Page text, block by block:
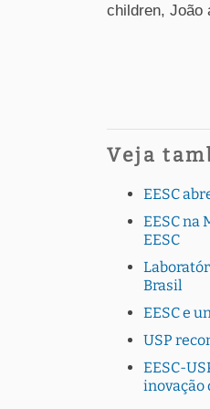
children, João
Veja
EESC
EESC na
EESC
Brasil
EESC e
USP
EESC-
inovação